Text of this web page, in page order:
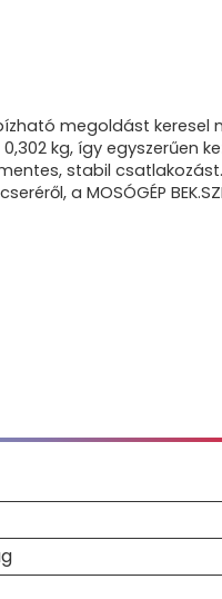
megoldást
kg, így egyszerűen
stabil
a MOSÓGÉP